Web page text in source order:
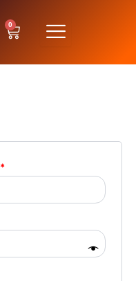
0
Winkelwagen
*